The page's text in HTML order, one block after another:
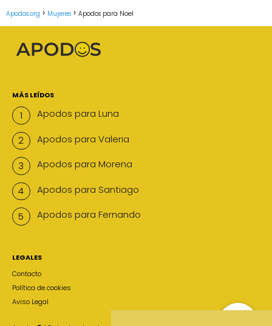
Apodos.org Mujeres Apodos para Noel
MÁS LEÍDOS
Apodos para Luna
Apodos para Valeria
Apodos para Morena
Apodos para Santiago
Apodos para Fernando
LEGALES
Contacto
Política de cookies
Aviso Legal